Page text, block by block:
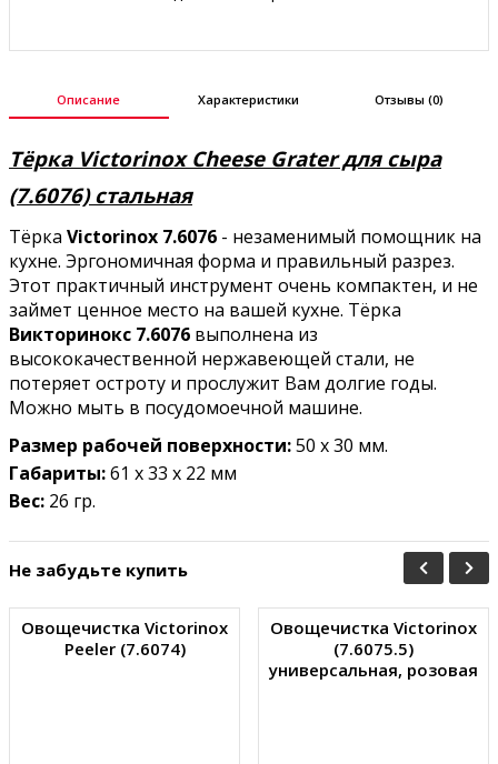
Описание Характеристики Отзывы (0)
Тёрка Victorinox Cheese Grater для сыра
(7.6076) стальная
Тёрка Victorinox 7.6076 - незаменимый помощник на
кухне. Эргономичная форма и правильный разрез.
Этот практичный инструмент очень компактен, и не
займет ценное место на вашей кухне. Тёрка
Викторинокс 7.6076 выполнена из
высококачественной нержавеющей стали, не
потеряет остроту и прослужит Вам долгие годы.
Можно мыть в посудомоечной машине.
Размер рабочей поверхности:50 x 30 мм.
Габариты:61 x 33 x 22 мм
Вес: 26 гр.
Не забудьте купить
Овощечистка Victorinox
Peeler (7.6074)
Овощечистка Victorinox
(7.6075.5)
универсальная, розовая